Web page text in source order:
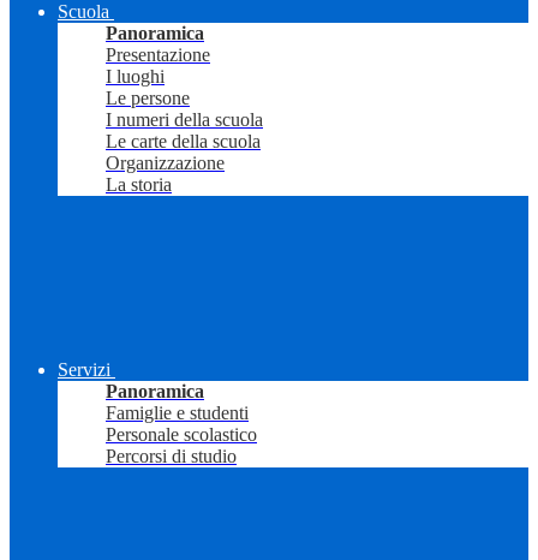
Scuola
Panoramica
Presentazione
I luoghi
Le persone
I numeri della scuola
Le carte della scuola
Organizzazione
La storia
Servizi
Panoramica
Famiglie e studenti
Personale scolastico
Percorsi di studio